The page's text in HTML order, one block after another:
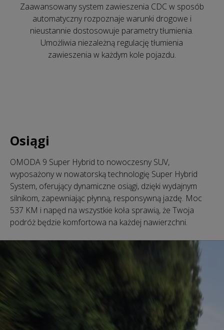
Zaawansowany system zawieszenia CDC w sposób
automatyczny rozpoznaje warunki drogowe i
nieustannie dostosowuje parametry tłumienia.
Umożliwia niezależną regulację tłumienia
zawieszenia w każdym kole pojazdu.
Osiągi
OMODA 9 Super Hybrid to nowoczesny SUV,
wyposażony w nowatorską technologię Super Hybrid
System, oferujący dynamiczne osiągi, dzięki wydajnym
silnikom, zapewniając płynną, responsywną jazdę. Moc
537 KM i napęd na wszystkie koła sprawią, że Twoja
podróż będzie komfortowa na każdej nawierzchni.